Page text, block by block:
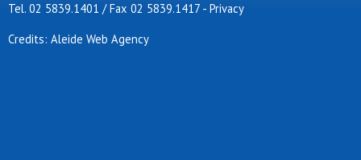
Tel. 02 5839.1401 / Fax 02 5839.1417 - Privacy
Credits: Aleide Web Agency